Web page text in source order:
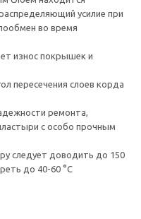
усилие при
во время
износ покрышек и
пересечения слоев корда
ремонта,
с особо прочным
следует доводить до 150
до 40-60 °С